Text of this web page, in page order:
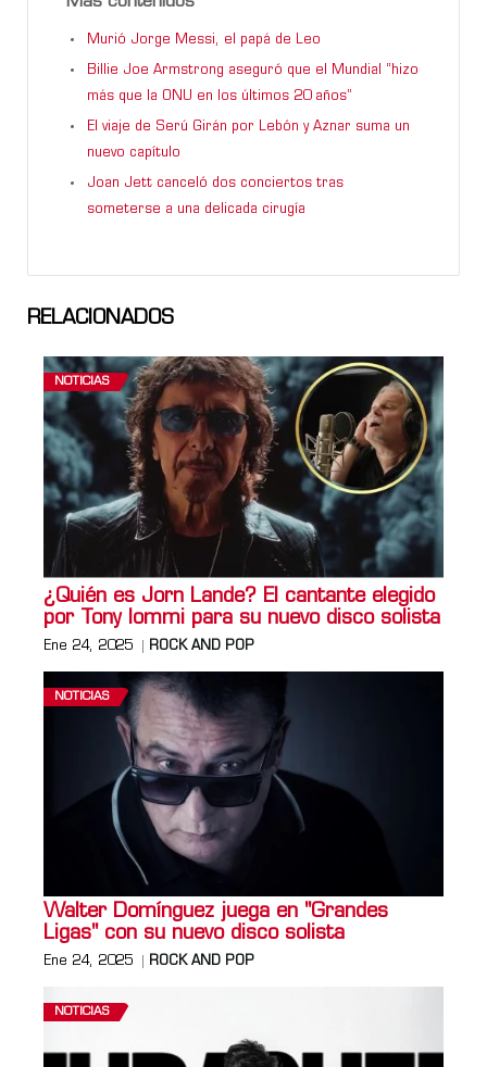
Murió Jorge Messi, el papá de Leo
Billie Joe Armstrong aseguró que el Mundial “hizo
más que la ONU en los últimos 20 años”
El viaje de Serú Girán por Lebón y Aznar suma un
nuevo capítulo
Joan Jett canceló dos conciertos tras
someterse a una delicada cirugía
RELACIONADOS
NOTICIAS
¿Quién es Jorn Lande? El cantante elegido
por Tony Iommi para su nuevo disco solista
Ene 24, 2025 ROCK AND POP
NOTICIAS
Walter Domínguez juega en "Grandes
Ligas" con su nuevo disco solista
Ene 24, 2025 ROCK AND POP
NOTICIAS